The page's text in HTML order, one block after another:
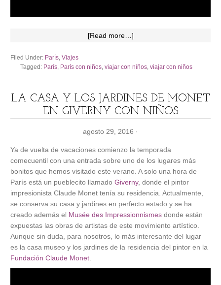
[Read more…]
Filed Under: París,Viajes
Tagged: París, París con niños,viajar con niños,viajar con niños
LA CASA Y LOS JARDINES DE MONET
EN GIVERNY CON NIÑOS
agosto 29, 2016 ·
Ya de vuelta de vacaciones comienzo la temporada
comecuentil con una entrada sobre uno de los lugares más
bonitos que hemos visitado este verano. A solo una hora de
París está un pueblecito llamadoGiverny, donde el pintor
impresionista Claude Monet tenía su residencia. Actualmente,
se conserva su casa y jardines en perfecto estado y se ha
creado además el Musée des Impressionnismes donde están
expuestas las obras de artistas de este movimiento artístico.
Aunque sin duda, para nosotros, lo más interesante del lugar
es la casa museo y los jardines de la residencia del pintor en la
Fundación Claude Monet.